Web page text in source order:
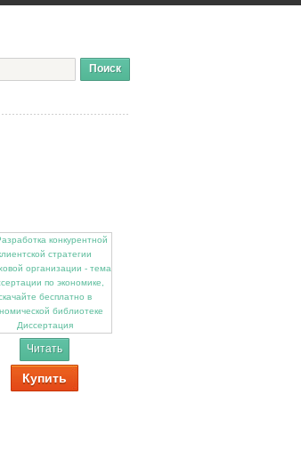
Диссертация
Читать
Купить